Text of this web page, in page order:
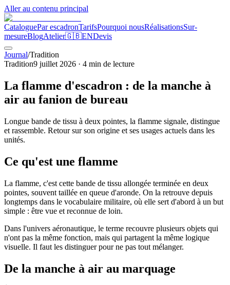
Aller au contenu principal
CataloguePar escadronTarifsPourquoi nousRéalisationsSur-
mesureBlogAtelier🇬🇧ENDevis
Journal/Tradition
Tradition9 juillet 2026 · 4 min de lecture
La flamme d'escadron : de la manche à
air au fanion de bureau
Longue bande de tissu à deux pointes, la flamme signale, distingue
et rassemble. Retour sur son origine et ses usages actuels dans les
unités.
Ce qu'est une flamme
La flamme, c'est cette bande de tissu allongée terminée en deux
pointes, souvent taillée en queue d'aronde. On la retrouve depuis
longtemps dans le vocabulaire militaire, où elle sert d'abord à un but
simple : être vue et reconnue de loin.
Dans l'univers aéronautique, le terme recouvre plusieurs objets qui
n'ont pas la même fonction, mais qui partagent la même logique
visuelle. Il faut les distinguer pour ne pas tout mélanger.
De la manche à air au marquage